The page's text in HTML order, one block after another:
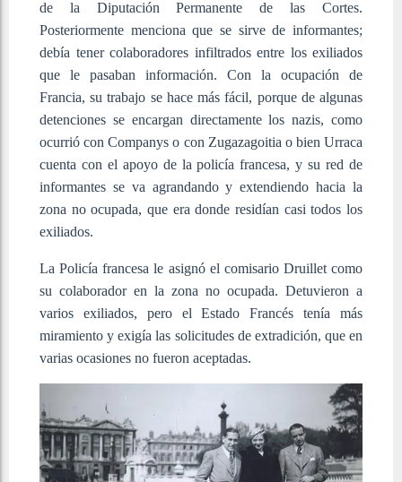
de la Diputación Permanente de las Cortes.
Posteriormente menciona que se sirve de informantes;
debía tener colaboradores infiltrados entre los exiliados
que le pasaban información. Con la ocupación de
Francia, su trabajo se hace más fácil, porque de algunas
detenciones se encargan directamente los nazis, como
ocurrió con Companys o con Zugazagoitia o bien Urraca
cuenta con el apoyo de la policía francesa, y su red de
informantes se va agrandando y extendiendo hacia la
zona no ocupada, que era donde residían casi todos los
exiliados.
La Policía francesa le asignó el comisario Druillet como
su colaborador en la zona no ocupada. Detuvieron a
varios exiliados, pero el Estado Francés tenía más
miramiento y exigía las solicitudes de extradición, que en
varias ocasiones no fueron aceptadas.